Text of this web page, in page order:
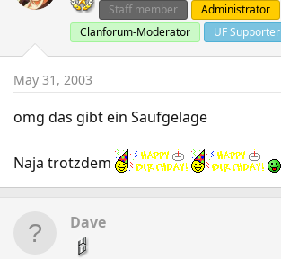
Staff member Administrator
Clanforum-Moderator
UF Supporter
May 31, 2003
omg das gibt ein Saufgelage
Naja trotzdem
Dave